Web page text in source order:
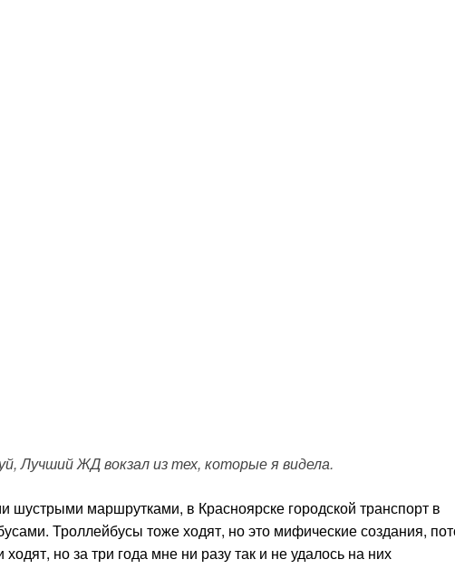
Лучший ЖД вокзал из тех, которые я видела.
шустрыми маршрутками, в Красноярске городской транспорт в
Троллейбусы тоже ходят, но это мифические создания,
но за три года мне ни разу так и не удалось на них